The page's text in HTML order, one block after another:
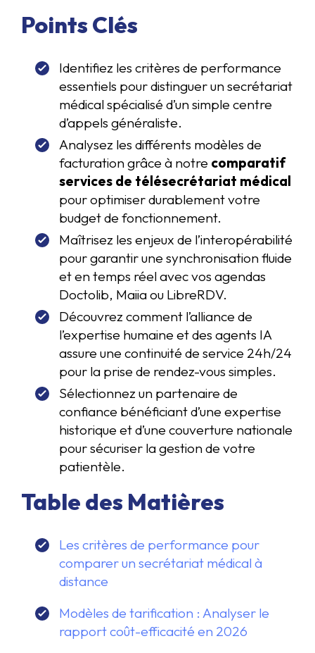
Points Clés
Identifiez les critères de performance
essentiels pour distinguer un secrétariat
médical spécialisé d’un simple centre
d’appels généraliste.
Analysez les différents modèles de
facturation grâce à notre comparatif
services de télésecrétariat médical
pour optimiser durablement votre
budget de fonctionnement.
Maîtrisez les enjeux de l’interopérabilité
pour garantir une synchronisation fluide
et en temps réel avec vos agendas
Doctolib, Maiia ou LibreRDV.
Découvrez comment l’alliance de
l’expertise humaine et des agents IA
assure une continuité de service 24h/24
pour la prise de rendez-vous simples.
Sélectionnez un partenaire de
confiance bénéficiant d’une expertise
historique et d’une couverture nationale
pour sécuriser la gestion de votre
patientèle.
Table des Matières
Les critères de performance pour
comparer un secrétariat médical à
distance
Modèles de tarification : Analyser le
rapport coût-efficacité en 2026